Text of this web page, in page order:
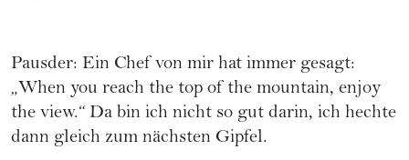
Pausder: Ein Chef von mir hat immer gesagt:
„When you reach the top of the mountain, enjoy
the view.“ Da bin ich nicht so gut darin, ich hechte
dann gleich zum nächsten Gipfel.